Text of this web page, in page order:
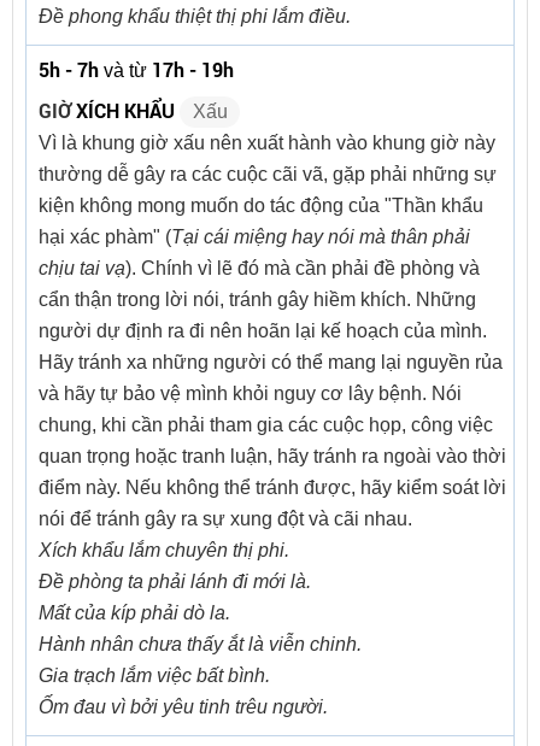
Đề phong khẩu thiệt thị phi lắm điều.
5h - 7h và từ 17h - 19h
GIỜXÍCH KHẨU
Xấu
Vì là khung giờ xấu nên xuất hành vào khung giờ này
thường dễ gây ra các cuộc cãi vã, gặp phải những sự
kiện không mong muốn do tác động của "Thần khẩu
hại xác phàm" (Tại cái miệng hay nói mà thân phải
chịu tai vạ). Chính vì lẽ đó mà cần phải đề phòng và
cẩn thận trong lời nói, tránh gây hiềm khích. Những
người dự định ra đi nên hoãn lại kế hoạch của mình.
Hãy tránh xa những người có thể mang lại nguyền rủa
và hãy tự bảo vệ mình khỏi nguy cơ lây bệnh. Nói
chung, khi cần phải tham gia các cuộc họp, công việc
quan trọng hoặc tranh luận, hãy tránh ra ngoài vào thời
điểm này. Nếu không thể tránh được, hãy kiểm soát lời
nói để tránh gây ra sự xung đột và cãi nhau.
Xích khẩu lắm chuyên thị phi.
Đề phòng ta phải lánh đi mới là.
Mất của kíp phải dò la.
Hành nhân chưa thấy ắt là viễn chinh.
Gia trạch lắm việc bất bình.
Ốm đau vì bởi yêu tinh trêu người.